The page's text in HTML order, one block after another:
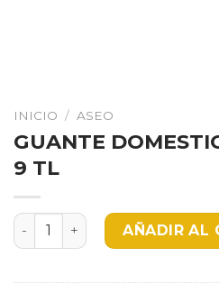
INICIO / ASEO
GUANTE
9 TL
GUANTE DOMESTICOAÑADIR AL